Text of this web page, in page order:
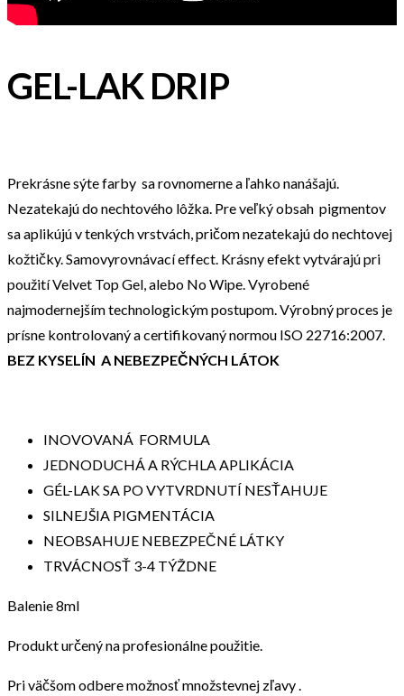
GEL-LAK DRIP
Prekrásne sýte farby sa rovnomerne a ľahko nanášajú.
Nezatekajú do nechtového lôžka. Pre veľký obsah pigmentov
sa aplikújú v tenkých vrstvách, pričom nezatekajú do nechtovej
kožtičky. Samovyrovnávací effect. Krásny efekt vytvárajú pri
použití Velvet Top Gel, alebo No Wipe. Vyrobené
najmodernejším technologickým postupom. Výrobný proces je
prísne kontrolovaný a certifikovaný normou ISO 22716:2007.
BEZ KYSELÍN A NEBEZPEČNÝCH LÁTOK
INOVOVANÁ FORMULA
JEDNODUCHÁ A RÝCHLA APLIKÁCIA
GÉL-LAK SA PO VYTVRDNUTÍ NESŤAHUJE
SILNEJŠIA PIGMENTÁCIA
NEOBSAHUJE NEBEZPEČNÉ LÁTKY
TRVÁCNOSŤ 3-4 TÝŽDNE
Balenie 8ml
Produkt určený na profesionálne použitie.
Pri väčšom odbere možnosť množstevnej zľavy .